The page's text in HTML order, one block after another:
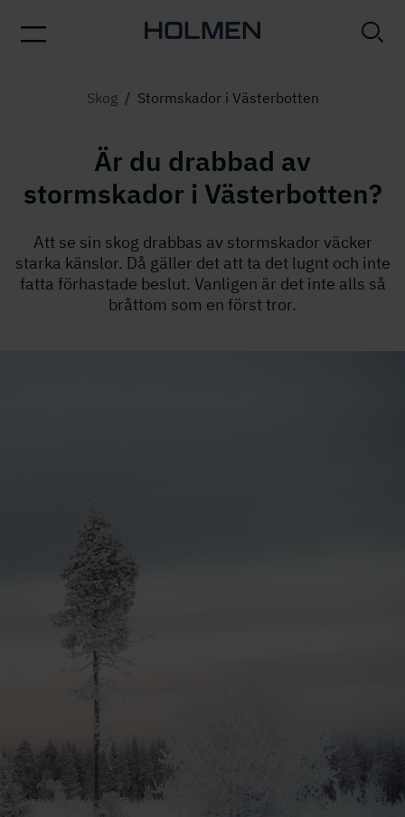
Skog / Stormskador i Västerbotten
Är du drabbad av
stormskador i Västerbotten?
Att se sin skog drabbas av stormskador väcker
starka känslor. Då gäller det att ta det lugnt och inte
fatta förhastade beslut. Vanligen är det inte alls så
bråttom som en först tror.